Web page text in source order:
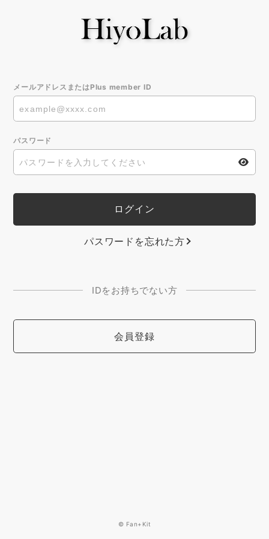
メールアドレスまたはPlus member ID
パスワード
パスワードを忘れた方
IDをお持ちでない方
会員登録
© Fan+Kit